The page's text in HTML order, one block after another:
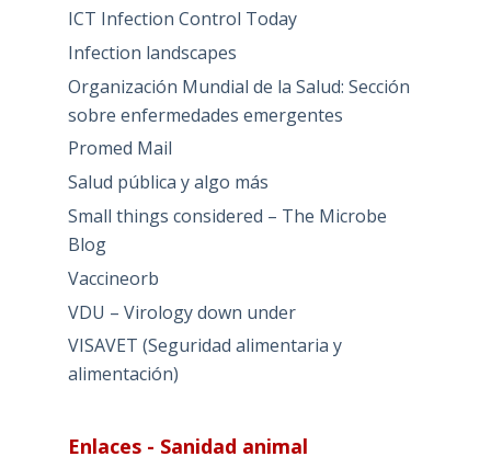
ICT Infection Control Today
Infection landscapes
Organización Mundial de la Salud: Sección
sobre enfermedades emergentes
Promed Mail
Salud pública y algo más
Small things considered – The Microbe
Blog
Vaccineorb
VDU – Virology down under
VISAVET (Seguridad alimentaria y
alimentación)
Enlaces - Sanidad animal